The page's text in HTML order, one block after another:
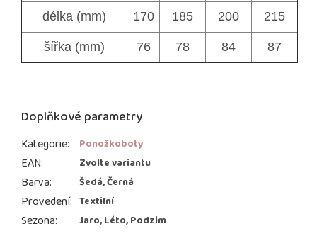
délka (mm) 170 185 200 215
šířka (mm) 76 78 84 87
Doplňkové parametry
Kategorie: Ponožkoboty
EAN: Zvolte variantu
Barva: Šedá, Černá
Provedení: Textilní
Sezona: Jaro, Léto, Podzim